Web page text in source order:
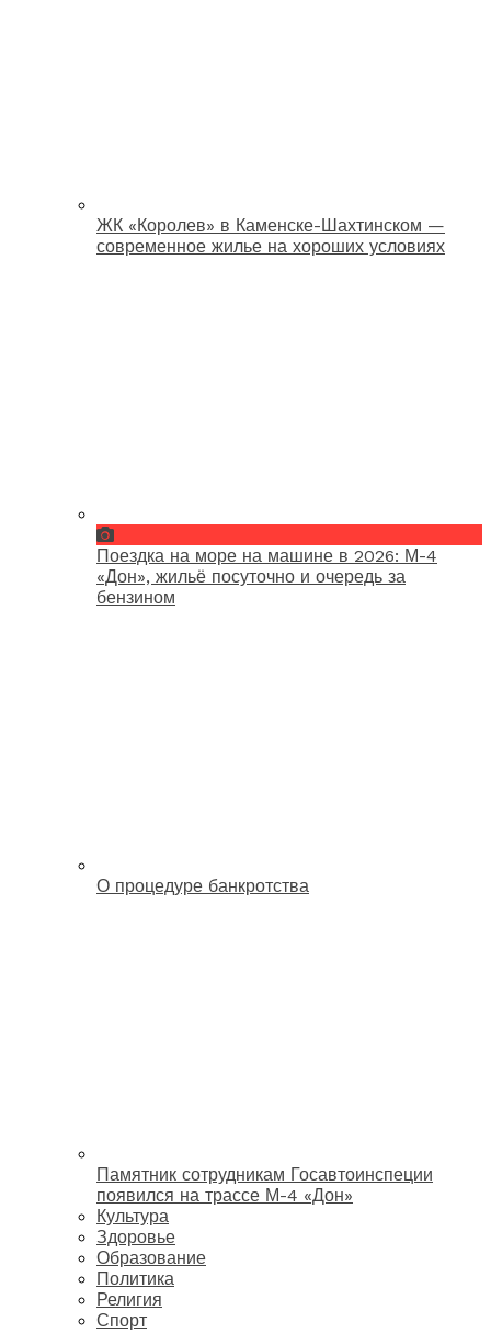
ЖК «Королев» в Каменске-Шахтинском —
современное жилье на хороших условиях
Поездка на море на машине в 2026: М-4
«Дон», жильё посуточно и очередь за
бензином
О процедуре банкротства
Памятник сотрудникам Госавтоинспеции
появился на трассе М-4 «Дон»
Культура
Здоровье
Образование
Политика
Религия
Спорт